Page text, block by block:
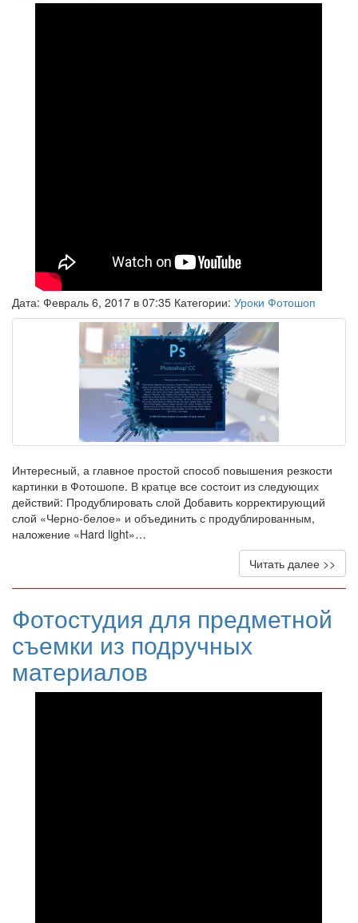
Дата: Февраль 6, 2017 в 07:35 Категории: Уроки Фотошоп
Интересный, а главное простой способ повышения резкости
картинки в Фотошопе. В кратце все состоит из следующих
действий: Продублировать слой Добавить корректирующий
слой «Черно-белое» и объединить с продублированным,
наложение «Hard light»…
Читать далее >>
Фотостудия для предметной
съемки из подручных
материалов